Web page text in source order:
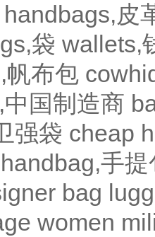
皮
袋 wallets,
帆布包
国制造商
强袋 cheap
handbag,手提
bag
women